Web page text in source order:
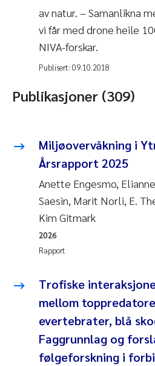
av natur. – Samanlikna
vi får med drone heile
NIVA-forskar.
Publisert: 09.10.2018
Publikasjoner (309)
Miljøovervåkning i
Årsrapport 2025
Anette Engesmo,
Saesin, Marit Norli, E.
Kim Gitmark
Rapport
2026
Trofiske
mellom
evertebrater, blå
Faggrunnlag og
følgeforskning i